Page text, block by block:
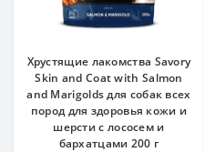
Хрустящие лакомства Savory
Skin and Coat with Salmon
and Marigolds для собак всех
пород для здоровья кожи и
шерсти с лососем и
бархатцами 200 г